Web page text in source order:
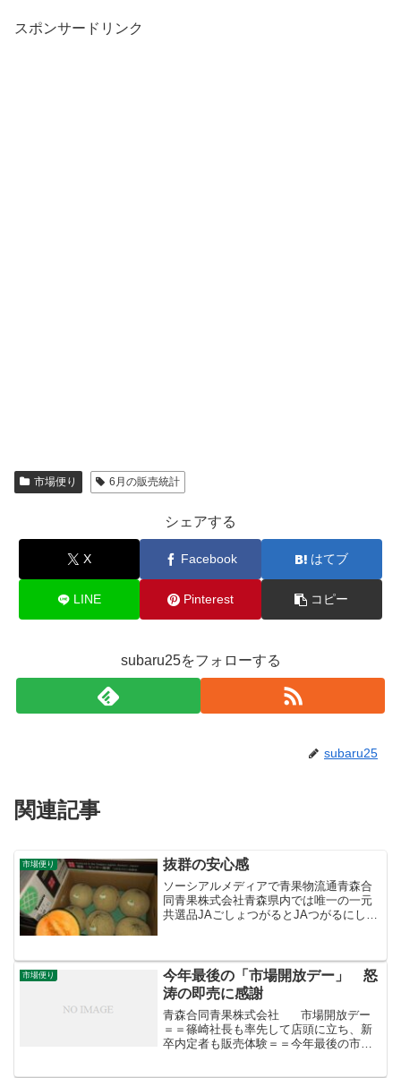
スポンサードリンク
市場便り 6月の販売統計
シェアする
X Facebook はてブ
LINE Pinterest コピー
subaru25をフォローする
subaru25
関連記事
市場便り 抜群の安心感
ソーシアルメディアで青果物流通青森合
同青果株式会社青森県内では唯一の一元
共選品JAごしょつがるとJAつがるにしき
ン」。JAごしょつがるのメロン選果場に
て、光センサーで糖...
市場便り
今年最後の「市場開放デー」 怒
涛の即売に感謝
青森合同青果株式会社 市場開放デー
＝＝篠崎社長も率先して店頭に立ち、新
卒内定者も販売体験＝＝今年最後の市場